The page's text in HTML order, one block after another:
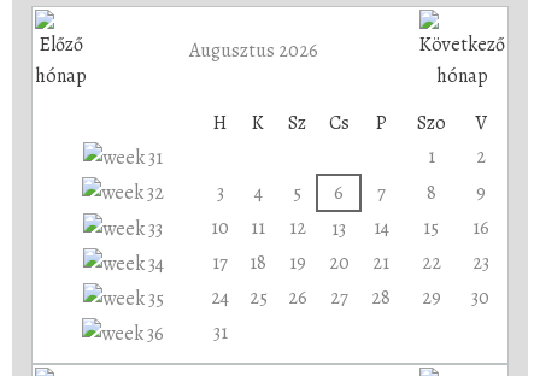
Augusztus 2026
H K Sz Cs P Szo
V
1
2
3
4 5 6 7 8
9
10
11 12 13 14 15
16
17
18 19 20 21 22
23
24
25 26 27 28 29
30
31